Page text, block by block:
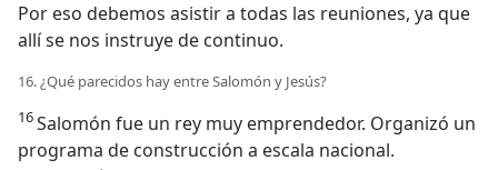
Por eso debemos asistir a todas las reuniones, ya que
allí se nos instruye de continuo.
16. ¿Qué parecidos hay entre Salomón y Jesús?
16Salomón fue un rey muy emprendedor. Organizó un
programa de construcción a escala nacional.